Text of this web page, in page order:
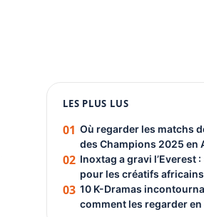
PUBLICITÉ
LES PLUS LUS
01 Où regarder les matchs
des Champions 2025 en
02 Inoxtag a gravi l’Everest
pour les créatifs africains
03 10 K-Dramas
comment les regarder